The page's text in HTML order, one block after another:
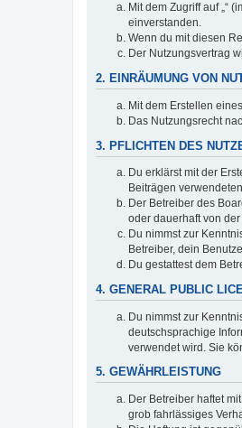
Mit dem Zugriff auf „“
einverstanden.
Wenn du mit diesen
Der Nutzungsvertrag
2. EINRÄUMUNG VON
Mit dem Erstellen
Das Nutzungsrecht
3. PFLICHTEN DES
Du erklärst mit der
Beiträgen
Der Betreiber des
oder dauerhaft von
Du nimmst zur
Betreiber, dein
Du gestattest dem
4. GENERAL PUBLIC
Du nimmst zur
deutschsprachige
verwendet wird. Sie
5. GEWÄHRLEISTUNG
Der Betreiber haftet
grob fahrlässiges